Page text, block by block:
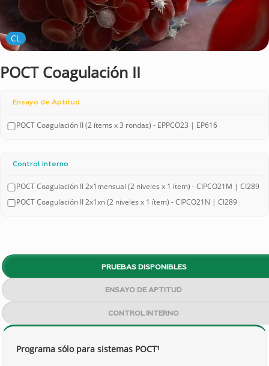
CL
POCT Coagulación II
Ensayo de Aptitud
POCT Coagulación II (2 ítems x 3 rondas) - EPPCO23 | EP616
Control Interno
POCT Coagulación II 2x1mensual (2 niveles x 1 ítem) - CIPCO21M | CI289
POCT Coagulación II 2x1xn (2 niveles x 1 ítem) - CIPCO21N | CI289
PRUEBAS DISPONIBLES
ENSAYO DE APTITUD
CONTROL INTERNO
Programa sólo para sistemas POCT¹